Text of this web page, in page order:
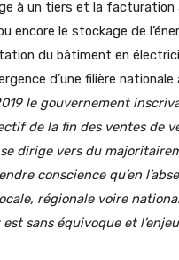
à un tiers et la
encore le stockage de
du bâtiment en
d’une filière
le gouvernement
de la fin des ventes de
dirige vers du
conscience qu’en
régionale voire
sans équivoque et